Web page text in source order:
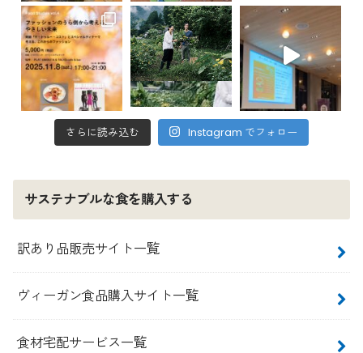
さらに読み込む Instagram でフォロー
サステナブルな食を購入する
訳あり品販売サイト一覧
ヴィーガン食品購入サイト一覧
食材宅配サービス一覧